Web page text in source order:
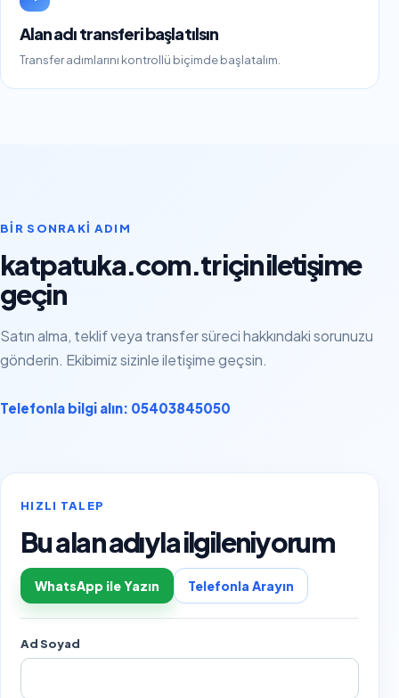
Alan adı transferi başlatılsın
Transfer adımlarını kontrollü biçimde başlatalım.
BIR SONRAKI ADIM
katpatuka.com.tr için iletişime
geçin
Satın alma, teklif veya transfer süreci hakkındaki sorunuzu
gönderin. Ekibimiz sizinle iletişime geçsin.
Telefonla bilgi alın: 05403845050
HIZLI TALEP
Bu alan adıyla ilgileniyorum
WhatsApp ile Yazın Telefonla Arayın
Ad Soyad